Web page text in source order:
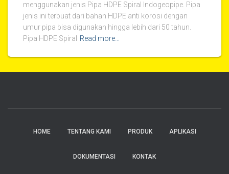
menggunakan jenis Pipa HDPE Spiral Indogeopipe. Pipa
jenis ini terbuat dari bahan HDPE anti korosi dengan
umur pipa bisa digunakan hingga lebih dari 50 tahun.
Pipa HDPE Spiral
Read more…
HOME TENTANG KAMI PRODUK APLIKASI
DOKUMENTASI KONTAK